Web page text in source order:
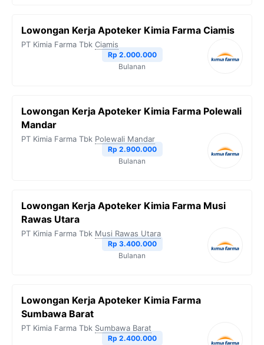
Lowongan Kerja Apoteker Kimia Farma Ciamis
PT Kimia Farma Tbk Ciamis
Rp 2.000.000
Bulanan
Lowongan Kerja Apoteker Kimia Farma Polewali
Mandar
PT Kimia Farma Tbk Polewali Mandar
Rp 2.900.000
Bulanan
Lowongan Kerja Apoteker Kimia Farma Musi
Rawas Utara
PT Kimia Farma Tbk Musi Rawas Utara
Rp 3.400.000
Bulanan
Lowongan Kerja Apoteker Kimia Farma
Sumbawa Barat
PT Kimia Farma Tbk Sumbawa Barat
Rp 2.400.000